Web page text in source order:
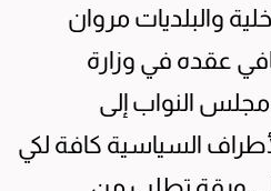
والبلديات مروان
عقده في وزارة
مجلس النواب إلى
السياسية كافة لكي